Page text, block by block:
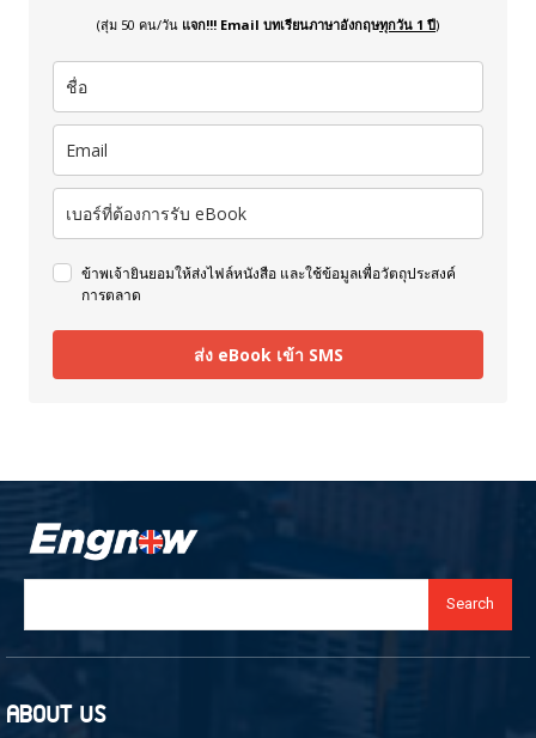
(สุ่ม 50 คน/วัน แจก!!! Email บทเรียนภาษาอังกฤษทุกวัน 1 ปี)
ข้าพเจ้ายินยอมให้ส่งไฟล์หนังสือ และใช้ข้อมูลเพื่อวัตถุประสงค์
การตลาด
ส่ง eBook เข้า SMS
Search
ABOUT US